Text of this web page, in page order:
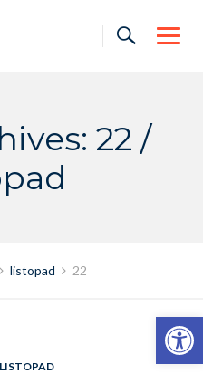
Otwórz pasek narzędzi
22 /
listopad 22
LISTOPAD